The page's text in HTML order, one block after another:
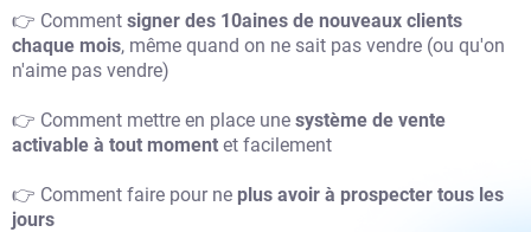
👉 Comment signer des 10aines de nouveaux clients
chaque mois, même quand on ne sait pas vendre (ou qu'on
n'aime pas vendre)
👉 Comment mettre en place une système de vente
activable à tout moment et facilement
👉 Comment faire pour ne plus avoir à prospecter tous les
jours